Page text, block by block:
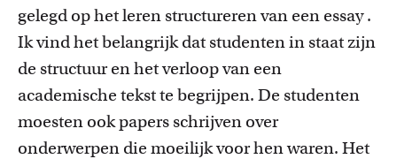
gelegd op het leren structureren van een essay.
Ik vind het belangrijk dat studentenin staat zijn
de structuur en het verloopvan een
academische tekstte begrijpen. De studenten
moesten ook papers schrijven over
onderwerpen die moeilijk voor hen waren. Het